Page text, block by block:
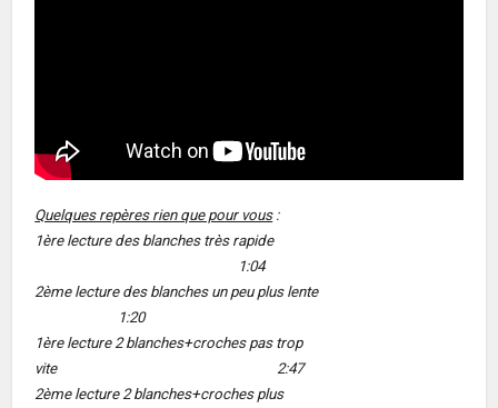
Quelques repères rien que pour vous:
1ère lecture des blanches très rapide
1:04
2ème lecture des blanches un peu plus lente
1:20
1ère lecture 2 blanches+croches pas trop
vite 2:47
2ème lecture 2 blanches+croches plus